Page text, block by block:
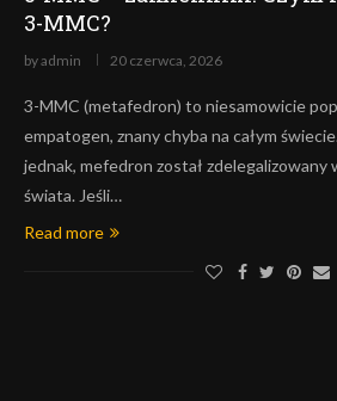
3-MMC?
byadmin 20 czerwca, 2026
3-MMC (metafedron) to niesamowicie
empatogen, znany chyba na całym
jednak, mefedron został zdelegalizowany
świata. Jeśli…
Read more